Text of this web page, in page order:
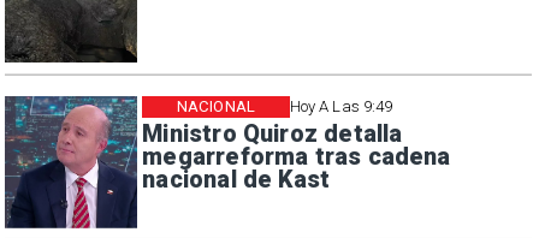
Hoy A Las 9:49
Ministro Quiroz detalla
megarreforma tras cadena
nacional de Kast
NACIONAL